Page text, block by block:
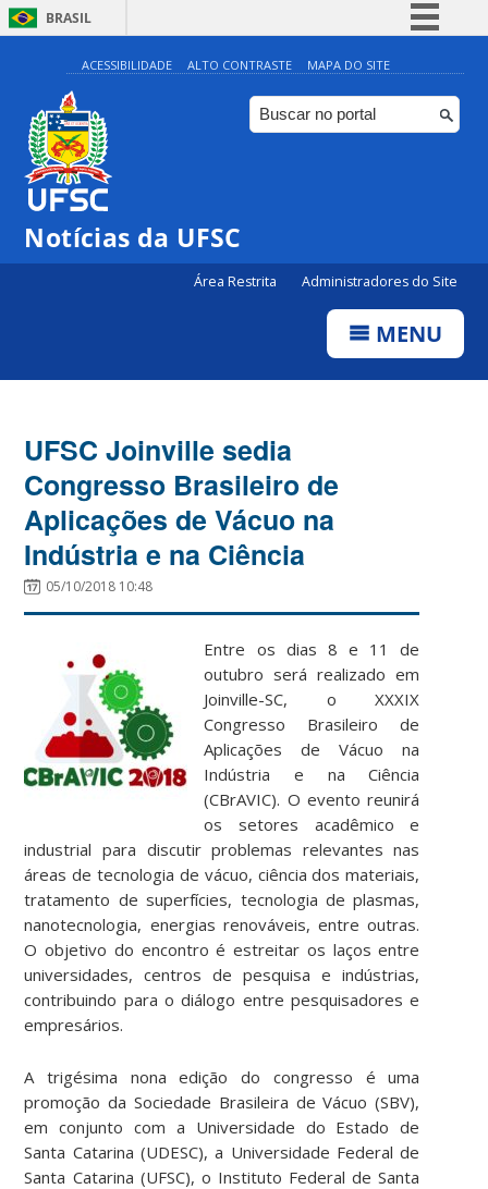
BRASIL
Simplifique!
Comunica BR
Participe
ACESSIBILIDADE ALTO CONTRASTE MAPA DO SITE
Notícias da UFSC
Área Restrita Administradores do Site
MENU
UFSC Joinville sedia
Congresso Brasileiro de
Aplicações de Vácuo na
Indústria e na Ciência
05/10/2018 10:48
Entre os dias 8 e 11 de
outubro será realizado em
Joinville-SC, o XXXIX
Congresso Brasileiro de
Aplicações de Vácuo na
Indústria e na Ciência
(CBrAVIC). O evento reunirá
os setores acadêmico e
industrial para discutir problemas relevantes nas
áreas de tecnologia de vácuo, ciência dos materiais,
tratamento de superfícies, tecnologia de plasmas,
nanotecnologia, energias renováveis, entre outras.
O objetivo do encontro é estreitar os laços entre
universidades, centros de pesquisa e indústrias,
contribuindo para o diálogo entre pesquisadores e
empresários.
A trigésima nona edição do congresso é uma
promoção da Sociedade Brasileira de Vácuo (SBV),
em conjunto com a Universidade do Estado de
Santa Catarina (UDESC), a Universidade Federal de
Santa Catarina (UFSC), o Instituto Federal de Santa